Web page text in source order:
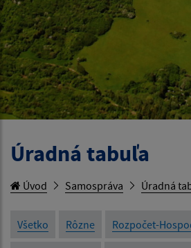
Úradná tabuľa
Úvod Samospráva Úradná
Všetko Rôzne Rozpočet-